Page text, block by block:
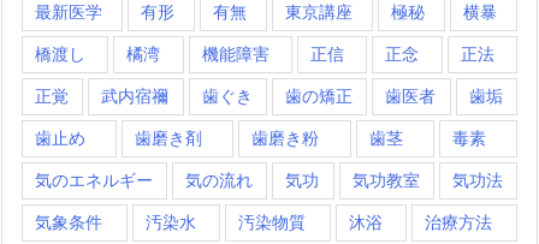
最新医学 有形 有無 東京講座 極秘 横暴
橋渡し 橘湾 機能障害 正信 正念 正法
正覚 武内宿禰 歯ぐき 歯の矯正 歯医者 歯垢
歯止め 歯磨き剤 歯磨き粉 歯茎 毒素
気のエネルギー 気の流れ 気功 気功教室 気功法
気象条件 汚染水 汚染物質 沐浴 治療方法